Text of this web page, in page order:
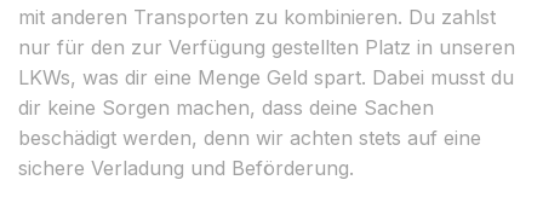
mit anderen Transporten zu kombinieren. Du zahlst
nur für den zur Verfügung gestellten Platz in unseren
LKWs, was dir eine Menge Geld spart. Dabei musst du
dir keine Sorgen machen, dass deine Sachen
beschädigt werden, denn wir achten stets auf eine
sichere Verladung und Beförderung.